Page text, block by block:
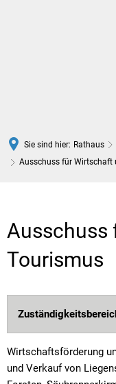
Sie sind hier: Rathaus
Ausschuss für Wirtschaft
für
Wirtschaft
Tourismus
Ausschuss
Tourismus
Wirtschaftsförderung
und Verkauf von